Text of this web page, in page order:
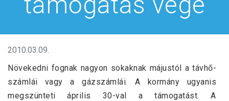
2010.03.09.
Növekedni fognak nagyon sokaknak májustól a távhő-
számlái vagy a gázszámlái. A kormány ugyanis
megszünteti április 30-val a támogatást. A